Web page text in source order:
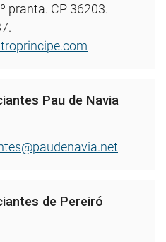
pranta. CP 36203.
Pau de Navia
de Pereiró